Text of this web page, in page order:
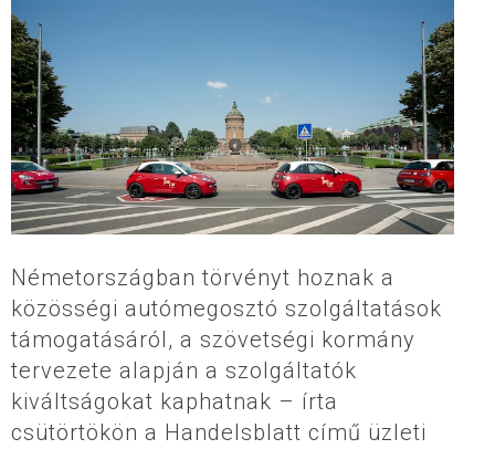
Németországban törvényt hoznak a
közösségi autómegosztó szolgáltatások
támogatásáról, a szövetségi kormány
tervezete alapján a szolgáltatók
kiváltságokat kaphatnak – írta
csütörtökön a Handelsblatt című üzleti